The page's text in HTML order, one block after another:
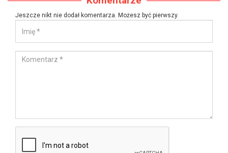
Jeszcze nikt nie dodał komentarza. Możesz być pierwszy.